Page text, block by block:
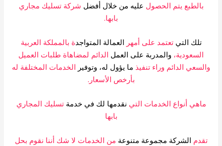
بالطبع يتم الحصولعليه من خلال أفضلشركة تسليك مجاري
تلك التيتعتمد على أمهر العمالة المتواجدة بالمملكة العربية
السعودية،والمدربة على العملالدائم لمضاهاة طلبات العميل
الدائم وراء تنفيذ ما يؤول له، وتوفيرالخدمات المختلفة له
بأرخص الأسعار.
ماهي أنواع الخدمات التي نقدمها لك في خدمةتسليك المجاري
الشركة مجموعة متنوعةمن الخدمات لا شك أننا نقوم بحل